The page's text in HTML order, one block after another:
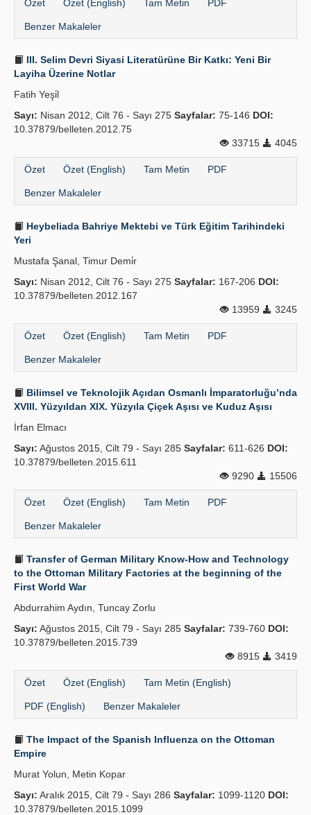
Özet Özet (English) Tam Metin PDF
Benzer Makaleler
III. Selim Devri Siyasi Literatürüne Bir Katkı: Yeni Bir
Layiha Üzerine Notlar
Fatih Yeşi̇l
Sayı: Nisan 2012, Cilt 76 - Sayı 275 Sayfalar: 75-146 DOI:
10.37879/belleten.2012.75
33715
4045
Özet Özet (English) Tam Metin PDF
Benzer Makaleler
Heybeliada Bahriye Mektebi ve Türk Eğitim Tarihindeki
Yeri
Mustafa Şanal, Timur Demi̇r
Sayı: Nisan 2012, Cilt 76 - Sayı 275 Sayfalar: 167-206 DOI:
10.37879/belleten.2012.167
13959
3245
Özet Özet (English) Tam Metin PDF
Benzer Makaleler
Bilimsel ve Teknolojik Açıdan Osmanlı İmparatorluğu’nda
XVIII. Yüzyıldan XIX. Yüzyıla Çiçek Aşısı ve Kuduz Aşısı
İrfan Elmacı
Sayı: Ağustos 2015, Cilt 79 - Sayı 285 Sayfalar: 611-626 DOI:
10.37879/belleten.2015.611
9290
15506
Özet Özet (English) Tam Metin PDF
Benzer Makaleler
Transfer of German Military Know-How and Technology
to the Ottoman Military Factories at the beginning of the
First World War
Abdurrahim Aydın, Tuncay Zorlu
Sayı: Ağustos 2015, Cilt 79 - Sayı 285 Sayfalar: 739-760 DOI:
10.37879/belleten.2015.739
8915
3419
Özet Özet (English) Tam Metin (English)
PDF (English) Benzer Makaleler
The Impact of the Spanish Influenza on the Ottoman
Empire
Murat Yolun, Metin Kopar
Sayı: Aralık 2015, Cilt 79 - Sayı 286 Sayfalar: 1099-1120 DOI:
10.37879/belleten.2015.1099